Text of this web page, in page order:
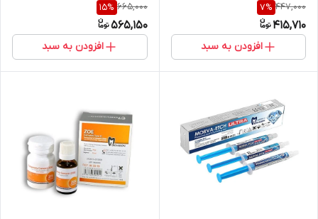
9%)سرنگ3میل
447,000
7%
415,710
افزودن به سبد
مروابن
665,000
15%
565,150
افزودن به سبد